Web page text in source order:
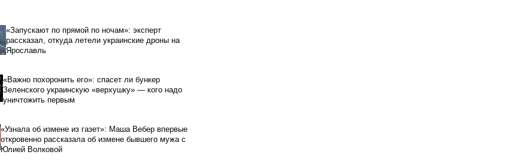
«Запускают по прямой по ночам»: эксперт
рассказал, откуда летели украинские дроны на
Ярославль
«Важно похоронить его»: спасет ли бункер
Зеленского украинскую «верхушку» — кого надо
уничтожить первым
«Узнала об измене из газет»: Маша Вебер впервые
откровенно рассказала об измене бывшего мужа с
Юлией Волковой